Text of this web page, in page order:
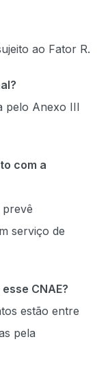
ao Fator R.
pelo Anexo III
com a
prevê
serviço de
CNAE?
estão entre
pela